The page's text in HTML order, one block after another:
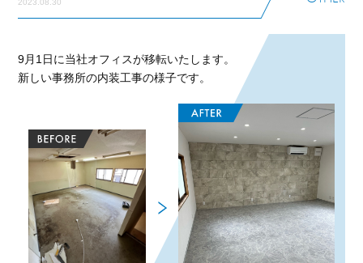
9月1日に当社オフィスが移転いたします。
新しい事務所の内装工事の様子です。